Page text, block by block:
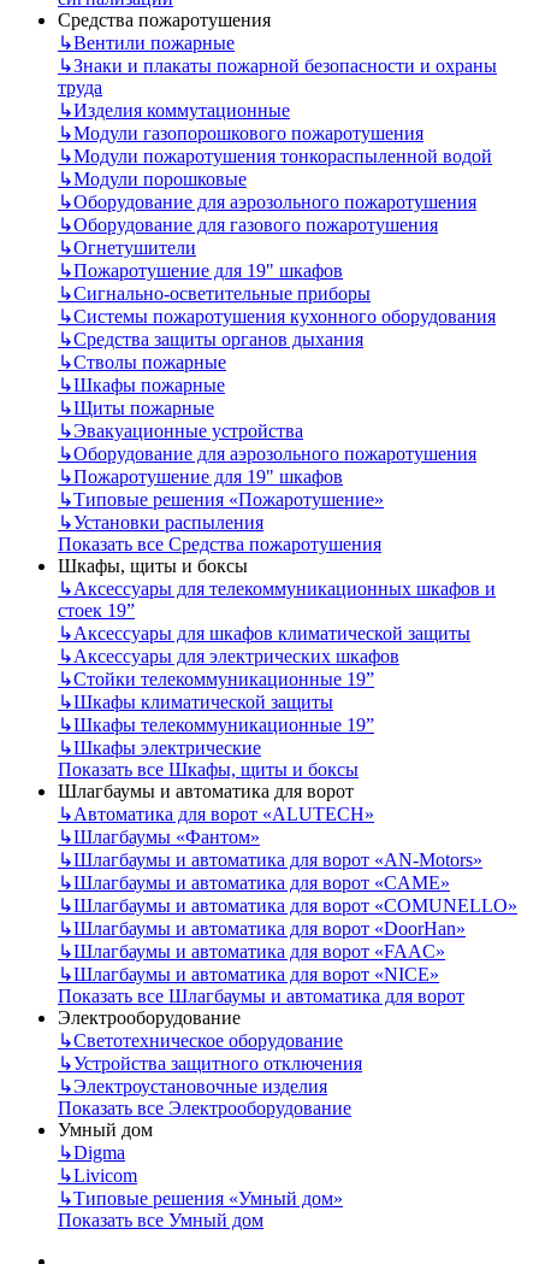
Средства пожаротушения
↳Вентили пожарные
↳Знаки и плакаты пожарной безопасности и охраны
труда
↳Изделия коммутационные
↳Модули газопорошкового пожаротушения
↳Модули пожаротушения тонкораспыленной водой
↳Модули порошковые
↳Оборудование для аэрозольного пожаротушения
↳Оборудование для газового пожаротушения
↳Огнетушители
↳Пожаротушение для 19" шкафов
↳Сигнально-осветительные приборы
↳Системы пожаротушения кухонного оборудования
↳Средства защиты органов дыхания
↳Стволы пожарные
↳Шкафы пожарные
↳Щиты пожарные
↳Эвакуационные устройства
↳Оборудование для аэрозольного пожаротушения
↳Пожаротушение для 19" шкафов
↳Типовые решения «Пожаротушение»
↳Установки распыления
Показать все Средства пожаротушения
Шкафы, щиты и боксы
↳Аксессуары для телекоммуникационных шкафов и
стоек 19”
↳Аксессуары для шкафов климатической защиты
↳Аксессуары для электрических шкафов
↳Стойки телекоммуникационные 19”
↳Шкафы климатической защиты
↳Шкафы телекоммуникационные 19”
↳Шкафы электрические
Показать все Шкафы, щиты и боксы
Шлагбаумы и автоматика для ворот
↳Автоматика для ворот «ALUTECH»
↳Шлагбаумы «Фантом»
↳Шлагбаумы и автоматика для ворот «AN-Motors»
↳Шлагбаумы и автоматика для ворот «CAME»
↳Шлагбаумы и автоматика для ворот «COMUNELLO»
↳Шлагбаумы и автоматика для ворот «DoorHan»
↳Шлагбаумы и автоматика для ворот «FAAC»
↳Шлагбаумы и автоматика для ворот «NICE»
Показать все Шлагбаумы и автоматика для ворот
Электрооборудование
↳Светотехническое оборудование
↳Устройства защитного отключения
↳Электроустановочные изделия
Показать все Электрооборудование
Умный дом
↳Digma
↳Livicom
↳Типовые решения «Умный дом»
Показать все Умный дом